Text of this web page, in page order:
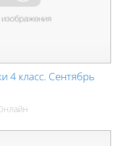
4 класс. Сентябрь